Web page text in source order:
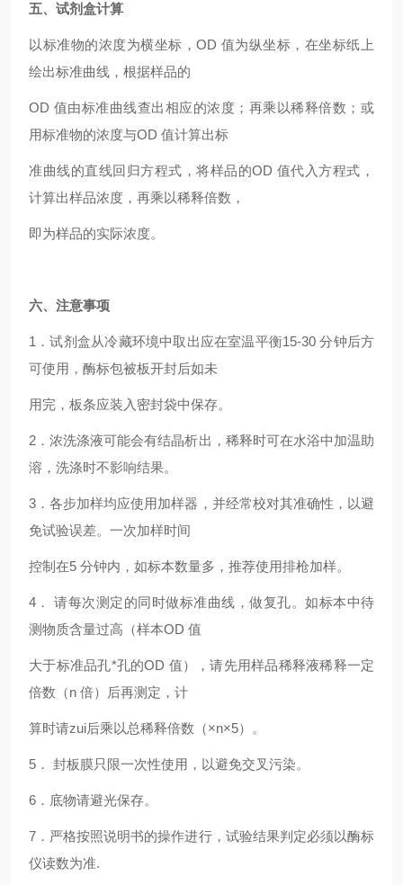
五、试剂盒计算
以标准物的浓度为横坐标，OD 值为纵坐标，在坐标纸上
绘出标准曲线，根据样品的
OD 值由标准曲线查出相应的浓度；再乘以稀释倍数；或
用标准物的浓度与OD 值计算出标
准曲线的直线回归方程式，将样品的OD 值代入方程式，
计算出样品浓度，再乘以稀释倍数，
即为样品的实际浓度。
六、注意事项
1 ．试剂盒从冷藏环境中取出应在室温平衡15-30 分钟后方
可使用，酶标包被板开封后如未
用完，板条应装入密封袋中保存。
2 ．浓洗涤液可能会有结晶析出，稀释时可在水浴中加温助
溶，洗涤时不影响结果。
3 ．各步加样均应使用加样器，并经常校对其准确性，以避
免试验误差。一次加样时间
控制在5 分钟内，如标本数量多，推荐使用排枪加样。
4 ． 请每次测定的同时做标准曲线，做复孔。如标本中待
测物质含量过高（样本OD 值
大于标准品孔*孔的OD 值），请先用样品稀释液稀释一定
倍数（n 倍）后再测定，计
算时请zui后乘以总稀释倍数（×n×5）。
5 ． 封板膜只限一次性使用，以避免交叉污染。
6 ．底物请避光保存。
7 ．严格按照说明书的操作进行，试验结果判定必须以酶标
仪读数为准.